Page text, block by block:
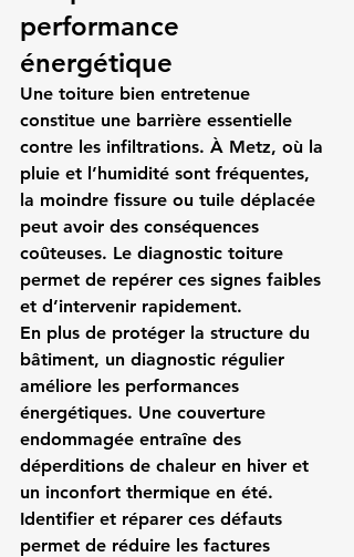
performance
énergétique
Une toiture bien entretenue
constitue une barrière essentielle
contre les infiltrations. À Metz, où la
pluie et l’humidité sont fréquentes,
la moindre fissure ou tuile déplacée
peut avoir des conséquences
coûteuses. Le diagnostic toiture
permet de repérer ces signes faibles
et d’intervenir rapidement.
En plus de protéger la structure du
bâtiment, un diagnostic régulier
améliore les performances
énergétiques. Une couverture
endommagée entraîne des
déperditions de chaleur en hiver et
un inconfort thermique en été.
Identifier et réparer ces défauts
permet de réduire les factures